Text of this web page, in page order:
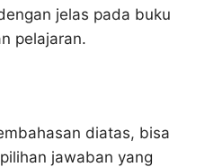
jelas pada buku
pelajaran.
diatas, bisa
jawaban yang